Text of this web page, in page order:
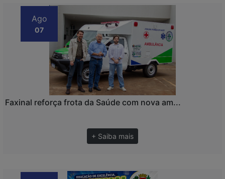
Ago
07
Faxinal reforça frota da Saúde com nova am...
+ Saiba mais